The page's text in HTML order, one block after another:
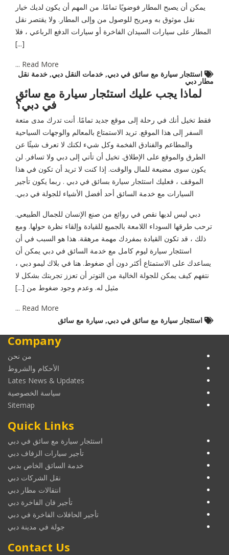
يمكن أن يصبح المطار فوضويًا تمامًا. من المهم أن يكون لديك خيار
نقل موثوق به ومريح للوصول من وإلى المطار. ولا يقتصر نقل
المطار على سيارات السيدان الفاخرة أو سيارات الدفع الرباعي ، فلا
[...]
Read More ...
استئجار سيارة مع سائق في دبي,خدمات النقل دبي,خدمة نقل
مطار دبي
لماذا يجب عليك استئجار سيارة مع سائق
في دبي؟
فقط تخيل أنك في رحلة إلى موقع جديد تمامًا. أنت تدرك مدى متعة
السفر إلى هذا الموقع. تريد الاستمتاع بالمعالم والوجهات السياحية
والمطاعم والفنادق الفخمة وكل شيء لكنك لا تعرف شيئًا عن
الطرق والموقع على الإطلاق. تخيل أن تأتي إلى دبي ولا تسافر. لن
يكون سوى مضيعة للمال والوقت. إذا كنت لا تريد أن تكون في هذا
الموقف ، فعليك استئجار سيارة بسائق في دبي . ربما يكون تأجير
السيارات مع خدمة السائق أحد أفضل الأشياء للجولة في دبي.
دبي ليس لديها نقص في روائع من صنع الإنسان للجمال الطبيعي.
ترحب طرقها السوداء اللامعة بالجميع للقيادة وإلقاء نظرة حولها. ومع
ذلك ، قد تكون القيادة بمفردك مهمة مرهقة. هذا هو السبب في أن
استئجار سيارة ليوم كامل مع خدمة السائق في دبي يمكن أن
يساعدك على الاستمتاع أكثر دون أي ضغوط. هنا في بلاك ليمو دبي ،
نتفهم كيف يمكن للجولة الخالية من التوتر أن تعزز تجربتك بشكل لا
مثيل له. وعدم وجود ضغوط من [...]
Read More ...
استئجار سيارة مع سائق في دبي,سيارة مع سائق
Company
من نحن
الأحكام والشروط
Lates News & Updates
سياسة الخصوصية
Sitemap
Quick Links
استئجار سيارة مع سائق في دبي
تأجير سيارات الزفاف دبي
خدمة السائق الخاص بدبي
نقل الشركات دبي
انتقالات مطار دبي
تأجير فان الفاخرة دبي
تأجير الحافلات الفاخرة في دبي
جولة في مدينة دبي
Contact Us